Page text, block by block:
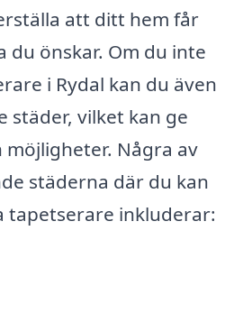
att ditt hem får
du önskar. Om du inte
i Rydal kan du även
städer, vilket kan ge
Några av
städerna där du kan
tapetserare inkluderar: